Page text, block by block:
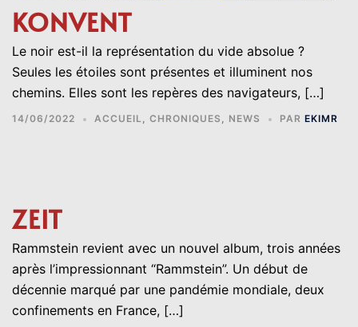
KONVENT
Le noir est-il la représentation du vide absolue ?
Seules les étoiles sont présentes et illuminent nos
chemins. Elles sont les repères des navigateurs, […]
14/06/2022 ACCUEIL, CHRONIQUES , NEWS PAR EKIMR
ZEIT
Rammstein revient avec un nouvel album, trois années
après l’impressionnant “Rammstein”. Un début de
décennie marqué par une pandémie mondiale, deux
confinements en France, […]